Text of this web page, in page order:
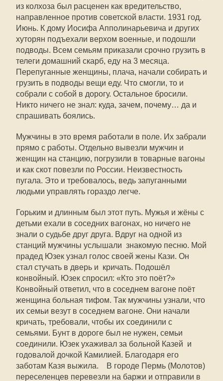
из колхоза был расценен как вредительство,
направленное против советской власти. 1931 год.
Июнь. К дому Иосифа Апполинарьевича и других
хуторян подъехали верхом военные, и подошли
подводы. Всем семьям приказали срочно грузить в
телеги домашний скарб, еду на 3 месяца.
Перепуганные женщины, плача, начали собирать и
грузить в подводы вещи еду. Что смогли, то и
собрали с собой в дорогу. Остальное бросили.
Никто ничего не знал: куда, зачем, почему… да и
спрашивать боялись.
Мужчины в это время работали в поле. Их забрали
прямо с работы. Отдельно вывезли мужчин и
женщин на станцию, погрузили в товарные вагоны
и как скот повезли по России. Неизвестность
пугала. Это и требовалось, ведь запуганными
людьми управлять гораздо легче.
Горьким и длинным был этот путь. Мужья и жёны с
детьми ехали в соседних вагонах, но ничего не
знали о судьбе друг друга. Вдруг на одной из
станций мужчины услышали знакомую песню. Мой
прадед Юзек узнал голос своей жены Кази. Он
стал стучать в дверь и кричать. Подошёл
конвойный. Юзек спросил: «Кто это поёт?»
Конвойный ответил, что в соседнем вагоне поёт
женщина больная тифом. Так мужчины узнали, что
их семьи везут в соседнем вагоне. Они начали
кричать, требовали, чтобы их соединили с
семьями. Бунт в дороге был не нужен, семьи
соединили. Юзек ухаживал за больной Казей и
годовалой дочкой Камилией. Благодаря его
заботам Казя выжила. В городе Пермь (Молотов)
переселенцев перевезли на баржи и отправили в